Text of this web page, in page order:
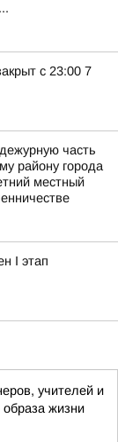
с 23:00 7
часть
району города
местный
I этап
учителей и
образа жизни